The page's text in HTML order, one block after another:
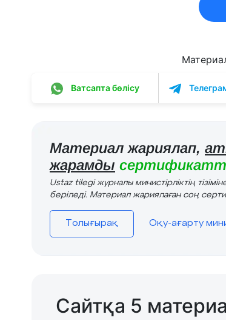
Ватсапта бөлісу
Материал жариялап,
жарамды
Ustaz tilegi журналы министірліктің
беріледі. Материал жариялаған соң
Толығырақ Оқу-ағарту
Сайтқа 5